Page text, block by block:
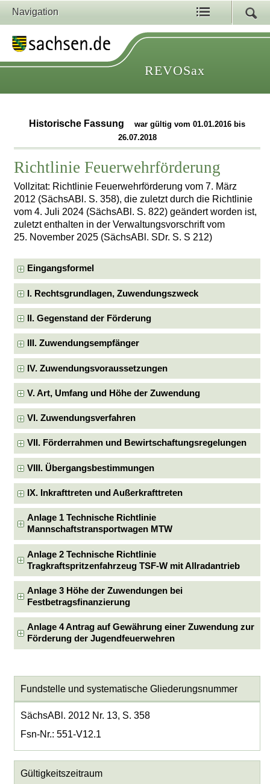
Navigation
REVOSax
Historische Fassung
war gültig vom 01.01.2016 bis
26.07.2018
Richtlinie Feuerwehrförderung
Vollzitat: Richtlinie Feuerwehrförderung vom 7. März
2012 (SächsABl. S. 358), die zuletzt durch die Richtlinie
vom 4. Juli 2024 (SächsABl. S. 822) geändert worden ist,
zuletzt enthalten in der Verwaltungsvorschrift vom
25. November 2025 (SächsABl. SDr. S. S 212)
Eingangsformel
I. Rechtsgrundlagen, Zuwendungszweck
II. Gegenstand der Förderung
III. Zuwendungsempfänger
IV. Zuwendungsvoraussetzungen
V. Art, Umfang und Höhe der Zuwendung
VI. Zuwendungsverfahren
VII. Förderrahmen und Bewirtschaftungsregelungen
VIII. Übergangsbestimmungen
IX. Inkrafttreten und Außerkrafttreten
Anlage 1 Technische Richtlinie
Mannschaftstransportwagen MTW
Anlage 2 Technische Richtlinie
Tragkraftspritzenfahrzeug TSF-W mit Allradantrieb
Anlage 3 Höhe der Zuwendungen bei
Festbetragsfinanzierung
Anlage 4 Antrag auf Gewährung einer Zuwendung zur
Förderung der Jugendfeuerwehren
Fundstelle und systematische Gliederungsnummer
SächsABl. 2012 Nr. 13, S. 358
Fsn-Nr.: 551-V12.1
Gültigkeitszeitraum